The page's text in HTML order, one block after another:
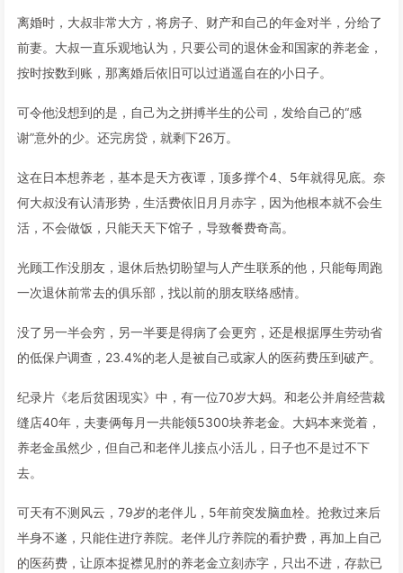
离婚时，大叔非常大方，将房子、财产和自己的年金对半，分给了
前妻。大叔一直乐观地认为，只要公司的退休金和国家的养老金，
按时按数到账，那离婚后依旧可以过逍遥自在的小日子。
可令他没想到的是，自己为之拼搏半生的公司，发给自己的“感
谢”意外的少。还完房贷，就剩下26万。
这在日本想养老，基本是天方夜谭，顶多撑个4、5年就得见底。奈
何大叔没有认清形势，生活费依旧月月赤字，因为他根本就不会生
活，不会做饭，只能天天下馆子，导致餐费奇高。
光顾工作没朋友，退休后热切盼望与人产生联系的他，只能每周跑
一次退休前常去的俱乐部，找以前的朋友联络感情。
没了另一半会穷，另一半要是得病了会更穷，还是根据厚生劳动省
的低保户调查，23.4%的老人是被自己或家人的医药费压到破产。
纪录片《老后贫困现实》中，有一位70岁大妈。和老公并肩经营裁
缝店40年，夫妻俩每月一共能领5300块养老金。大妈本来觉着，
养老金虽然少，但自己和老伴儿接点小活儿，日子也不是过不下
去。
可天有不测风云，79岁的老伴儿，5年前突发脑血栓。抢救过来后
半身不遂，只能住进疗养院。老伴儿疗养院的看护费，再加上自己
的医药费，让原本捉襟见肘的养老金立刻赤字，只出不进，存款已